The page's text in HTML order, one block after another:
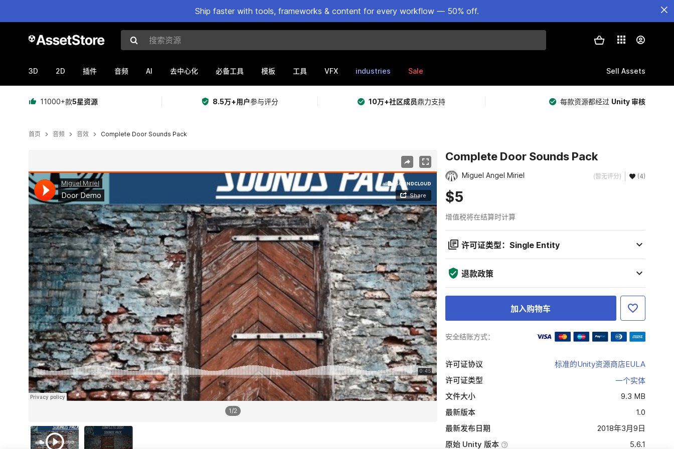
Ship faster with tools, frameworks & content for every workflow — 50% off.
搜索资源
3D 2D 插件 音频 AI 去中心化 必备工具 模板 工具 VFX industries Sale Sell Assets
11000+款5星资源 8.5万+用户参与评分 10万+社区成员鼎力支持 每款资源都经过 Unity 审核
首页 音频 音效 Complete Door Sounds Pack
1/2
Complete Door Sounds Pack
Miguel Angel Miriel (暂无评分) (4)
$5
增值税将在结算时计算
许可证类型：Single Entity
退款政策
加入购物车
安全结账方式：
许可证协议
标准的Unity资源商店EULA
许可证类型
一个实体
文件大小
9.3 MB
最新版本
1.0
最新发布日期
2018年3月9日
原始 Unity 版本
5.6.1